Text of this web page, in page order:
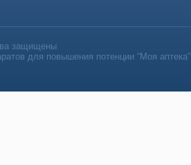
защищены
для повышения потенции “Моя